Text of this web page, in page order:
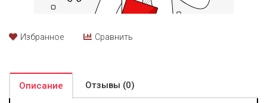
Избранное Сравнить
Описание Отзывы (0)